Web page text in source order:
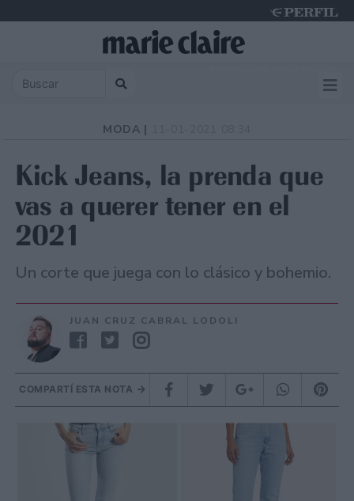
MODA |
Kick Jeans, la prenda que
vas a querer tener en el
2021
Un corte que juega con lo clásico y bohemio.
JUAN CRUZ CABRAL LODOLI
COMPARTÍ ESTA NOTA